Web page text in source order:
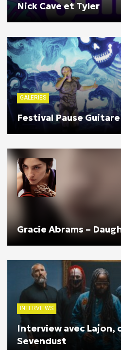
Nick Cave et Tyler
GALERIES
Festival Pause
Gracie Abrams –
INTERVIEWS
Interview avec Lajon,
Sevendust